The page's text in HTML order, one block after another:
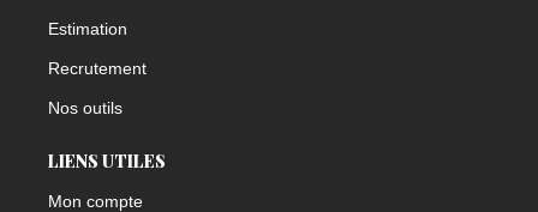
Estimation
Recrutement
Nos outils
LIENS UTILES
Mon compte